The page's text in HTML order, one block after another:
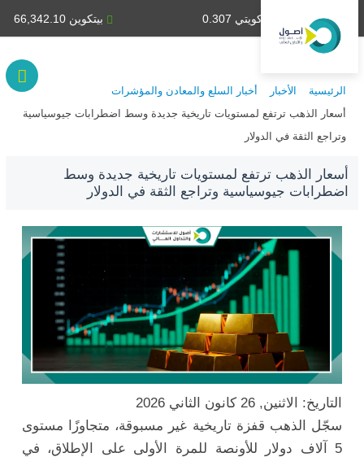
بيتكوين 66,342.10 دينار كويتي 0.307
الرئيسية الأخبار
أخبار السلع والمعادن والمؤشرات
أسعار الذهب ترتفع لمستويات تاريخية جديدة وسط اضطرابات جيوسياسية
وتراجع الثقة في الدولار
أسعار الذهب ترتفع لمستويات تاريخية جديدة وسط
اضطرابات جيوسياسية وتراجع الثقة في الدولار
التاريخ: الاثنين, 26 كانون الثاني 2026
سجّل الذهب قفزة تاريخية غير مسبوقة، متجاوزًا مستوى
5 آلاف دولار للأونصة للمرة الأولى على الإطلاق، في